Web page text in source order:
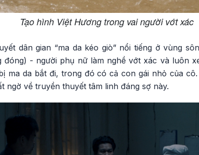
Tạo hình Việt Hương trong vai người vớt xác
dân gian “ma da kéo giò” nổi tiếng ở vùng
đóng) - người phụ nữ làm nghề vớt xác và luôn
ma da bắt đi, trong đó có cả con gái nhỏ của
ngờ về truyền thuyết tâm linh đáng sợ này.